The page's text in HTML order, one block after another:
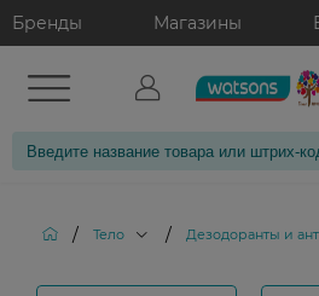
Бренды Магазины
/ Тело / Дезодоранты и